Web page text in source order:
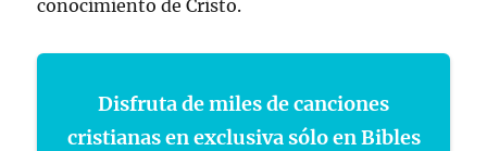
conocimiento de Cristo.
Disfruta de miles de canciones
cristianas en exclusiva sólo en Bibles